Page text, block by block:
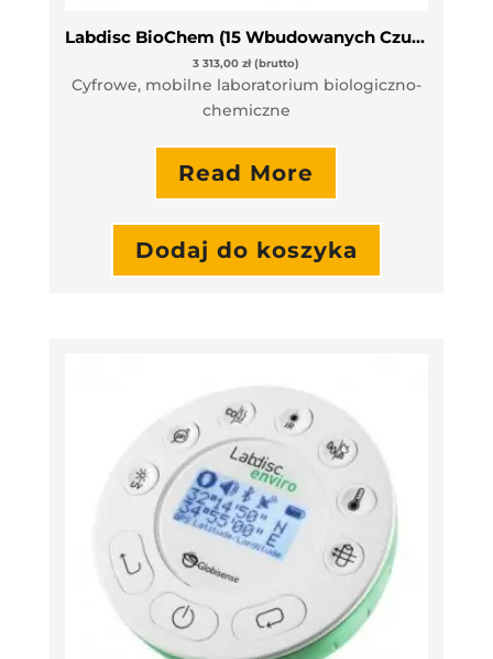
Labdisc BioChem (15 Wbudowanych Czujników Pomiarowych)
3 313,00zł (brutto)
Cyfrowe, mobilne laboratorium biologiczno-
chemiczne
Read More
Dodaj do koszyka